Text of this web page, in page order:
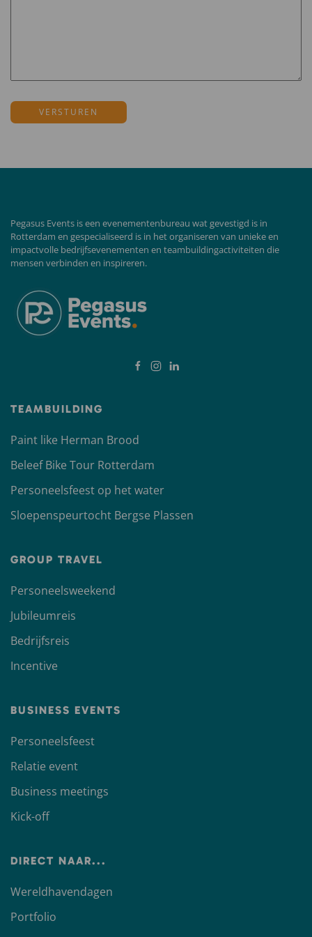
Pegasus Events is een evenementenbureau wat gevestigd is in
Rotterdam en gespecialiseerd is in het organiseren van unieke en
impactvolle bedrijfsevenementen en teambuildingactiviteiten die
mensen verbinden en inspireren.
TEAMBUILDING
Paint like Herman Brood
Beleef Bike Tour Rotterdam
Personeelsfeest op het water
Sloepenspeurtocht Bergse Plassen
GROUP TRAVEL
Personeelsweekend
Jubileumreis
Bedrijfsreis
Incentive
BUSINESS EVENTS
Personeelsfeest
Relatie event
Business meetings
Kick-off
DIRECT NAAR...
Wereldhavendagen
Portfolio